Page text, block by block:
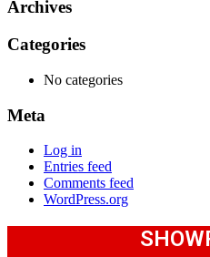
Archives
Categories
No categories
Meta
Log in
Entries feed
Comments feed
WordPress.org